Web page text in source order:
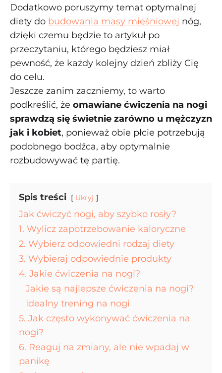
Dodatkowo poruszymy temat optymalnej
diety do budowania masy mięśniowej nóg,
dzięki czemu będzie to artykuł po
przeczytaniu, którego będziesz miał
pewność, że każdy kolejny dzień zbliży Cię
do celu.
Jeszcze zanim zaczniemy, to warto
podkreślić, że omawiane ćwiczenia na nogi
sprawdzą się świetnie zarówno u mężczyzn
jak i kobiet, ponieważ obie płcie potrzebują
podobnego bodźca, aby optymalnie
rozbudowywać tę partię.
Spis treści Ukryj
Jak ćwiczyć nogi, aby szybko rosły?
1. Wylicz zapotrzebowanie kaloryczne
2. Wybierz odpowiedni rodzaj diety
3. Wybieraj odpowiednie produkty
4. Jakie ćwiczenia na nogi?
Jakie są najlepsze ćwiczenia na nogi?
Idealny trening na nogi
5. Jak często wykonywać ćwiczenia na
nogi?
6. Reaguj na zmiany, ale nie wpadaj w
panikę